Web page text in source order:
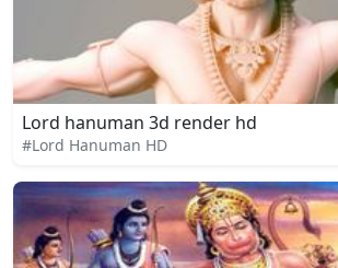
Lord hanuman 3d render hd
#Lord Hanuman HD